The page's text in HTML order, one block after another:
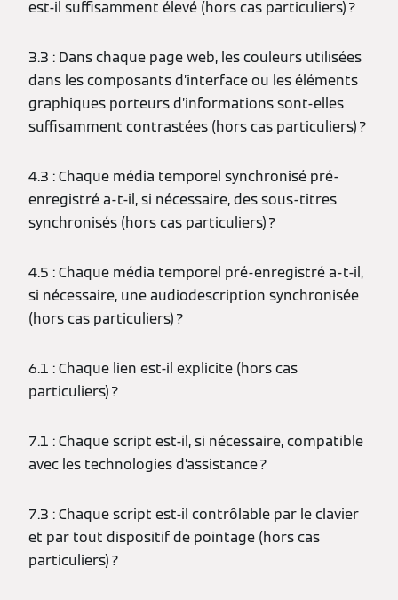
est-il suffisamment élevé (hors cas particuliers) ?
3.3 : Dans chaque page web, les couleurs utilisées
dans les composants d’interface ou les éléments
graphiques porteurs d’informations sont-elles
suffisamment contrastées (hors cas particuliers) ?
4.3 : Chaque média temporel synchronisé pré-
enregistré a-t-il, si nécessaire, des sous-titres
synchronisés (hors cas particuliers) ?
4.5 : Chaque média temporel pré-enregistré a-t-il,
si nécessaire, une audiodescription synchronisée
(hors cas particuliers) ?
6.1 : Chaque lien est-il explicite (hors cas
particuliers) ?
7.1 : Chaque script est-il, si nécessaire, compatible
avec les technologies d’assistance ?
7.3 : Chaque script est-il contrôlable par le clavier
et par tout dispositif de pointage (hors cas
particuliers) ?